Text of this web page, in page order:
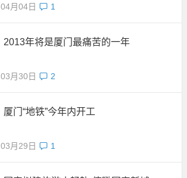
04月04日 1
2013年将是厦门最痛苦的一年
03月30日 2
厦门“地铁”今年内开工
03月29日 1